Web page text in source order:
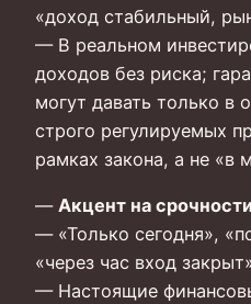
«доход стабильный,
— В реальном
доходов без риска;
могут давать только в
строго регулируемых
рамках закона, а не «в
— Акцент на срочности
— «Только сегодня»,
«через час вход
— Настоящие